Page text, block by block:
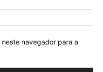
navegador para a